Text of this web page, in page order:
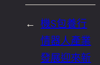
← 機S包養行
情器人產業
發展迎來新